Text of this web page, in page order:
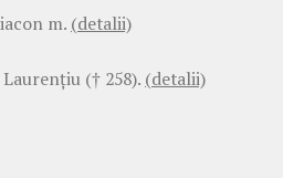
m. (detalii)
(† 258). (detalii)